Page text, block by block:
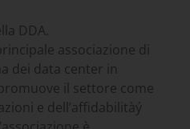
DDA.
associazione di
dei data center in
il settore come
e dell’affidabilitàý